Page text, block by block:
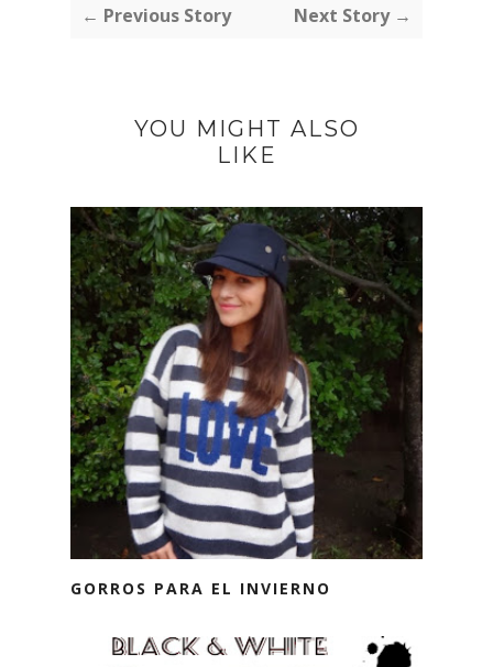
← Previous Story Next Story →
YOU MIGHT ALSO
LIKE
GORROS PARA EL INVIERNO